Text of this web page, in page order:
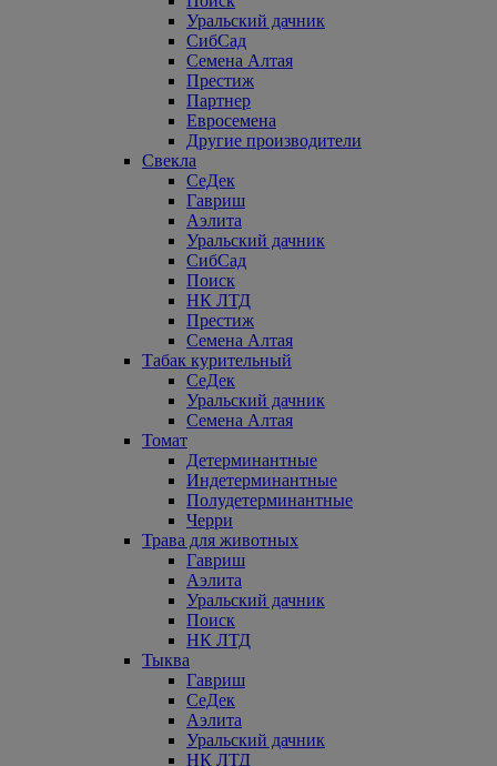
Уральский дачник
СибСад
Семена Алтая
Престиж
Партнер
Евросемена
Другие производители
Свекла
СеДек
Гавриш
Аэлита
Уральский дачник
СибСад
Поиск
НК ЛТД
Престиж
Семена Алтая
Табак курительный
СеДек
Уральский дачник
Семена Алтая
Томат
Детерминантные
Индетерминантные
Полудетерминантные
Черри
Трава для животных
Гавриш
Аэлита
Уральский дачник
Поиск
НК ЛТД
Тыква
Гавриш
СеДек
Аэлита
Уральский дачник
НК ЛТД